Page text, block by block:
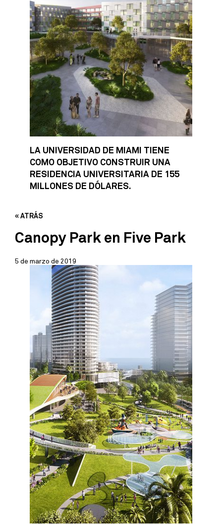
LA UNIVERSIDAD DE MIAMI TIENE
COMO OBJETIVO CONSTRUIR UNA
RESIDENCIA UNIVERSITARIA DE 155
MILLONES DE DÓLARES.
« ATRÁS
Canopy Park en Five Park
5 de marzo de 2019